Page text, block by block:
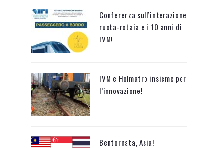
Conferenza sull’interazione
ruota-rotaia e i 10 anni di
IVM!
IVM e Holmatro insieme per
l’innovazione!
Bentornata, Asia!